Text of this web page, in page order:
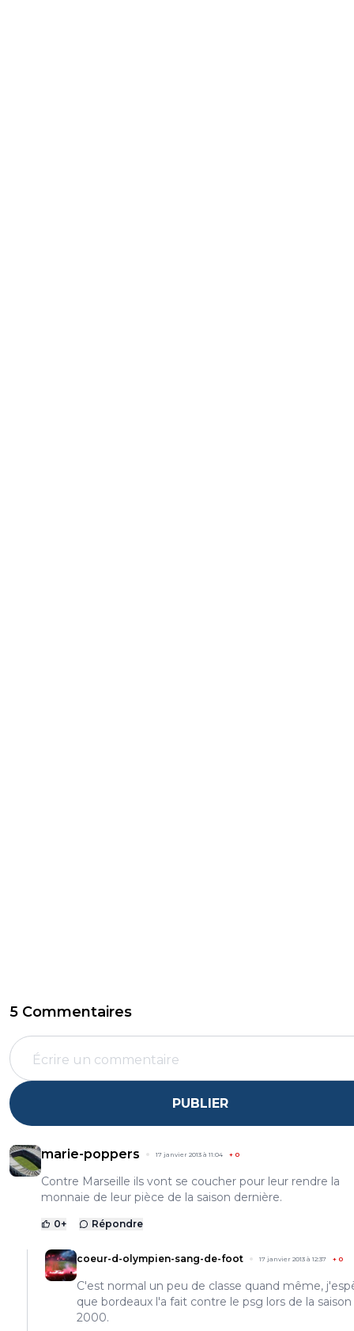
5 Commentaires
PUBLIER
marie-poppers 17 janvier 2013 à 11:04 + 0
Contre Marseille ils vont se coucher pour leur rendre la
monnaie de leur pièce de la saison dernière.
0+ Répondre
coeur-d-olympien-sang-de-foot 17 janvier 2013 à 12:37 + 0
C'est normal un peu de classe quand même,
que bordeaux l'a fait contre le psg lors de la
2000.